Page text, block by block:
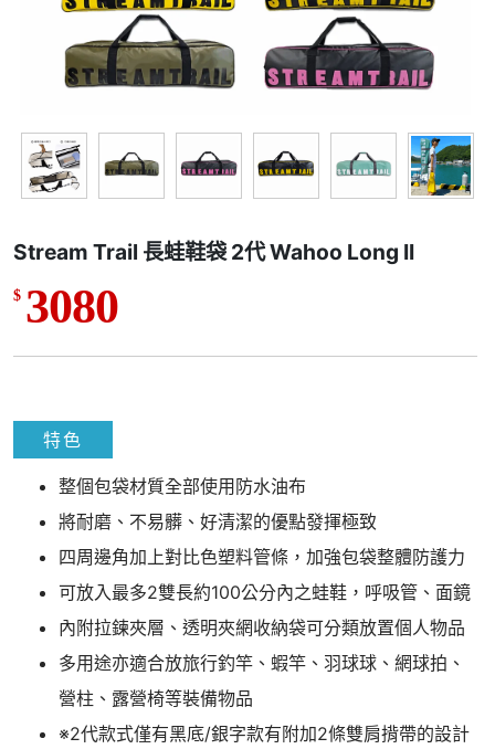
Stream Trail 長蛙鞋袋 2代 Wahoo Long II
$ 3080
特色
整個包袋材質全部使用防水油布
將耐磨、不易髒、好清潔的優點發揮極致
四周邊角加上對比色塑料管條，加強包袋整體防護力
可放入最多2雙長約100公分內之蛙鞋，呼吸管、面鏡
內附拉鍊夾層、透明夾網收納袋可分類放置個人物品
多用途亦適合放旅行釣竿、蝦竿、羽球球、網球拍、
營柱、露營椅等裝備物品
※2代款式僅有黑底/銀字款有附加2條雙肩揹帶的設計